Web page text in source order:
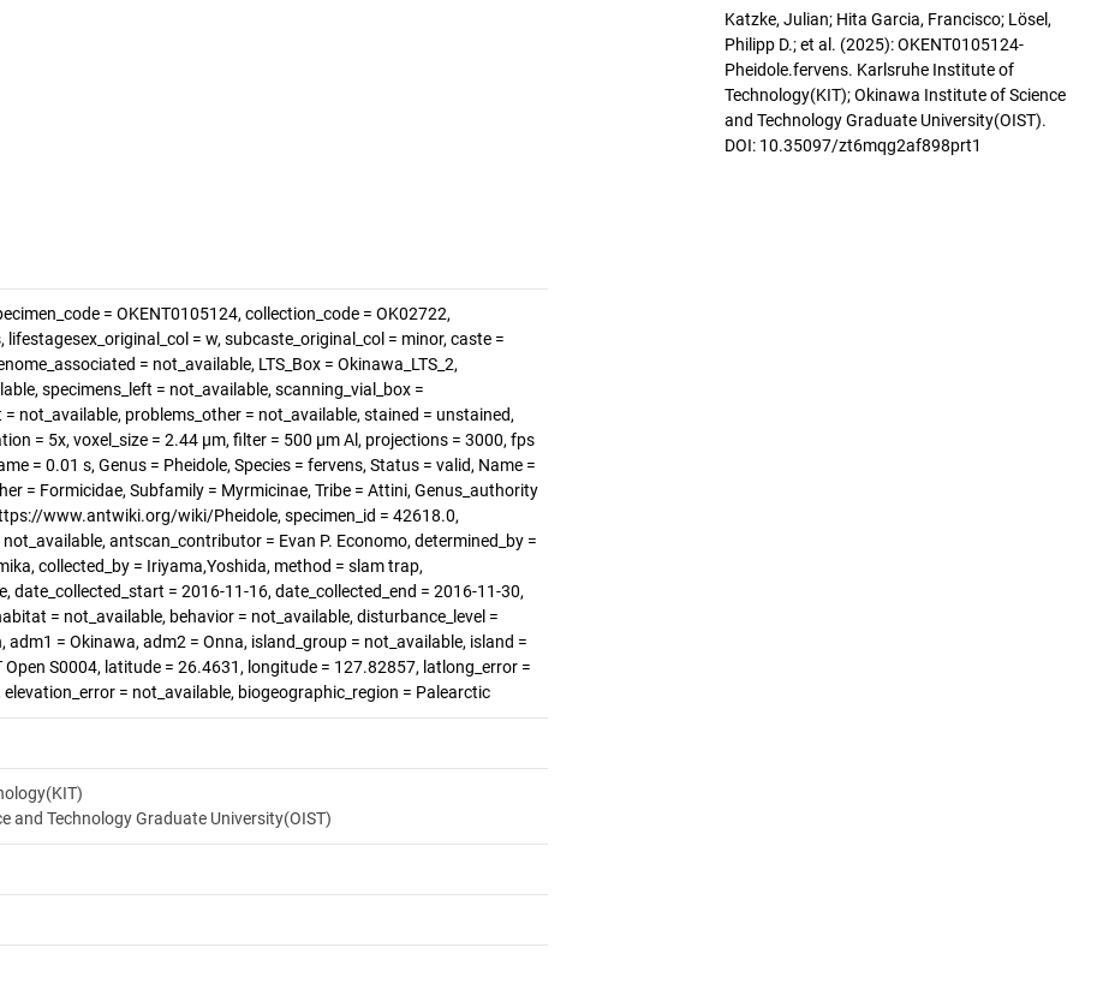
= OKENT0105124, collection_code = OK02722,
= w, subcaste_original_col = minor, caste =
= not_available, LTS_Box = Okinawa_LTS_2,
specimens_left = not_available, scanning_vial_box =
= not_available, problems_other = not_available, stained = unstained,
= 5x, voxel_size = 2.44 µm, filter = 500 µm Al, projections = 3000, fps
= 0.01 s, Genus = Pheidole, Species = fervens, Status = valid, Name =
= Formicidae, Subfamily = Myrmicinae, Tribe = Attini, Genus_authority
www.antwiki.org/wiki/Pheidole, specimen_id = 42618.0,
not_available, antscan_contributor = Evan P. Economo, determined_by =
collected_by = Iriyama,Yoshida, method = slam trap,
date_collected_start = 2016-11-16, date_collected_end = 2016-11-30,
= not_available, behavior = not_available, disturbance_level =
= Okinawa, adm2 = Onna, island_group = not_available, island =
Open S0004, latitude = 26.4631, longitude = 127.82857, latlong_error =
= not_available, biogeographic_region = Palearctic
and Technology Graduate University(OIST)
Katzke, Julian; Hita Garcia, Francisco; Lösel,
Philipp D.; et al. (2025): OKENT0105124-
Pheidole.fervens. Karlsruhe Institute of
Technology(KIT); Okinawa Institute of Science
and Technology Graduate University(OIST).
DOI: 10.35097/zt6mqg2af898prt1